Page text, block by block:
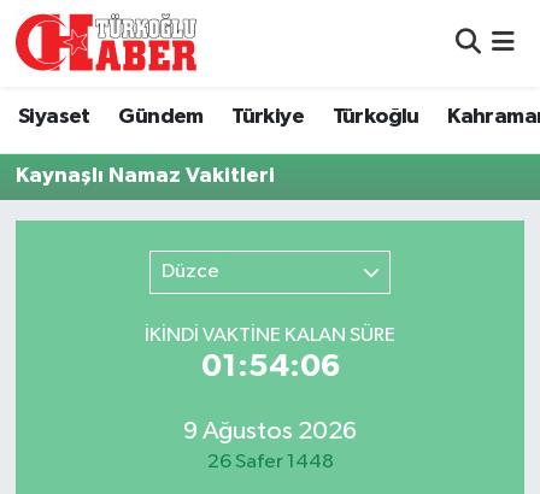
Siyaset Gündem Türkiye Türkoğlu
Kaynaşlı Namaz Vakitleri
Düzce
İKINDI VAKTİNE KALAN SÜRE
01:54:06
9 Ağustos 2026
26 Safer 1448
Gündem
Kahramanmaraş
Hava Durumu
Trafik Durumu
Süper Lig Puan Durumu ve Fikstür
Son Dakika Haberleri